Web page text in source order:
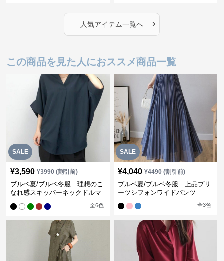
人気アイテム一覧へ ›
この商品を見た人におススメ商品一覧
SALE
¥3,590 ¥3990(割引前)
ブルベ夏/ブルベ冬服 理想のこ
なれ感スキッパーネックドルマ
全6色
SALE
¥4,040 ¥4490(割引前)
ブルベ夏/ブルベ冬服 上品プリ
ーツシフォンワイドパンツ
全3色